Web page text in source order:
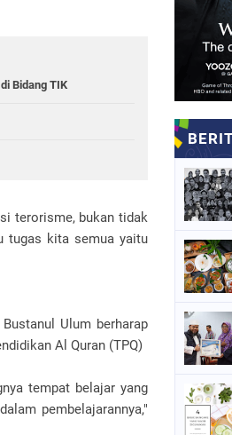
Bidang TIK
terorisme, bukan tidak
tugas kita semua yaitu
Ulum berharap
Al Quran (TPQ)
tempat belajar yang
pembelajarannya,"